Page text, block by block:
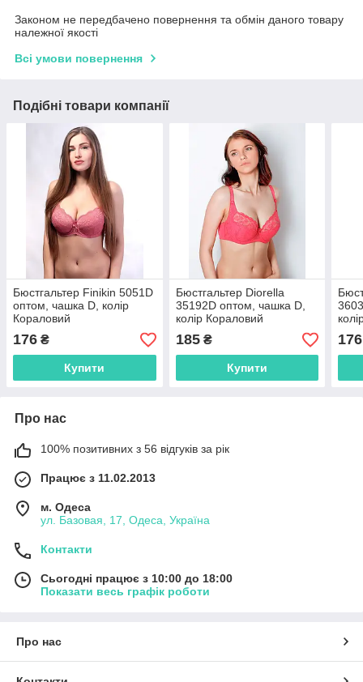
Законом не передбачено повернення та обмін даного товару
належної якості
Всі умови повернення
Подібні товари компанії
Бюстгальтер Finikin 5051D
оптом, чашка D, колір
Кораловий
176 ₴
Купити
Бюстгальтер Diorella
35192D оптом, чашка D,
колір Кораловий
185₴
Купити
176
Про нас
100% позитивних з 56 відгуків за рік
Працює з 11.02.2013
м. Одеса
ул. Базовая, 17, Одеса, Україна
Контакти
Сьогодні працює з 10:00 до 18:00
Показати весь графік роботи
Про нас